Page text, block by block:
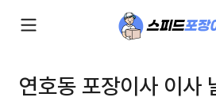
연호동 포장이사 이사